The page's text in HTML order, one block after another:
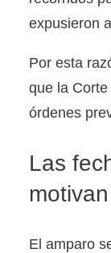
expusieron
Por esta
que la Corte
órdenes
Las
El amparo